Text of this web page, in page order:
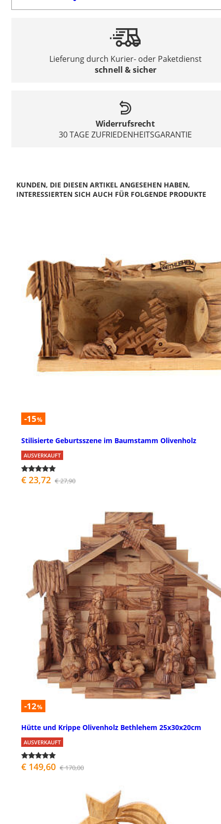
Lieferung durch Kurier- oder Paketdienst
schnell & sicher
Widerrufsrecht
30 TAGE ZUFRIEDENHEITSGARANTIE
KUNDEN, DIE DIESEN ARTIKEL ANGESEHEN HABEN,
INTERESSIERTEN SICH AUCH FÜR FOLGENDE PRODUKTE
-15%
Stilisierte Geburtsszene im Baumstamm Olivenholz
AUSVERKAUFT
€ 23,72 € 27,90
-12%
Hütte und Krippe Olivenholz Bethlehem 25x30x20cm
AUSVERKAUFT
€ 149,60 € 170,00